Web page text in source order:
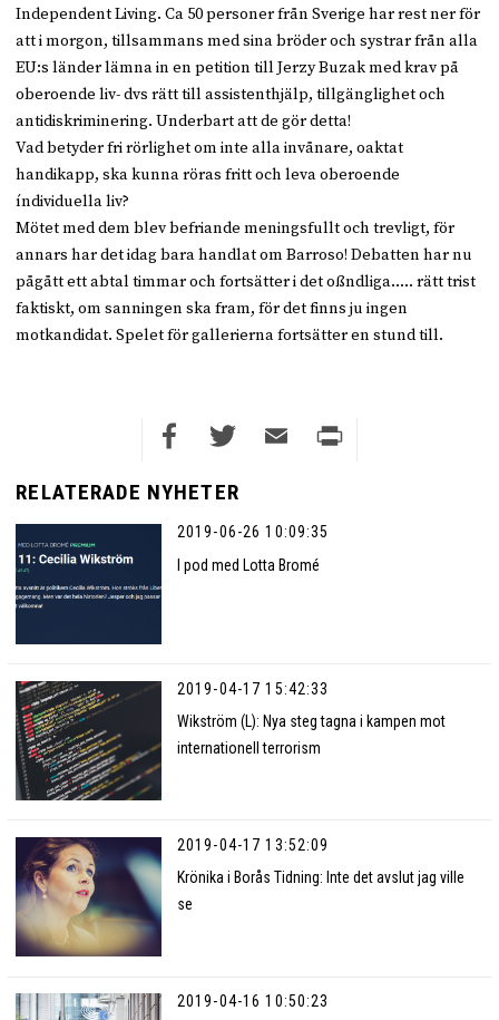
RELATERADE NYHETER
2019-06-26 10:09:35
I pod med Lotta Bromé
2019-04-17 15:42:33
Wikström (L): Nya steg tagna i kampen mot
internationell terrorism
2019-04-17 13:52:09
Krönika i Borås Tidning: Inte det avslut jag ville
se
2019-04-16 10:50:23
Independent Living. Ca 50 personer från Sverige har rest ner för
att i morgon, tillsammans med sina bröder och systrar från alla
EU:s länder lämna in en petition till Jerzy Buzak med krav på
oberoende liv- dvs rätt till assistenthjälp, tillgänglighet och
antidiskriminering. Underbart att de gör detta!
Vad betyder fri rörlighet om inte alla invånare, oaktat
handikapp, ska kunna röras fritt och leva oberoende
índividuella liv?
Mötet med dem blev befriande meningsfullt och trevligt, för
annars har det idag bara handlat om Barroso! Debatten har nu
pågått ett abtal timmar och fortsätter i det oßndliga….. rätt trist
faktiskt, om sanningen ska fram, för det finns ju ingen
motkandidat. Spelet för gallerierna fortsätter en stund till.
Facebook
Twitter
Email